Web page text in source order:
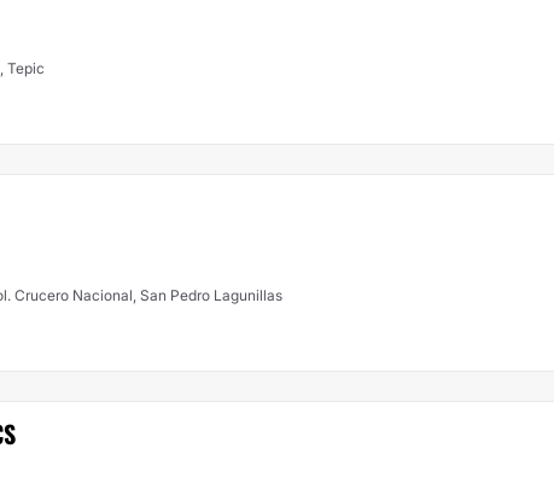
Tepic
Crucero Nacional, San Pedro Lagunillas